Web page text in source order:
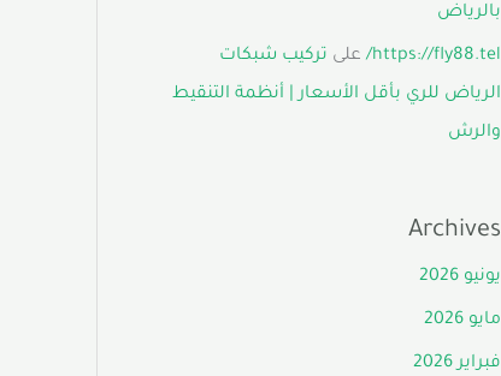
بالرياض
https://fly88.tel/ على تركيب شبكات
الرياض للري بأقل الأسعار | أنظمة التنقيط
والرش
Archives
يونيو 2026
مايو 2026
فبراير 2026